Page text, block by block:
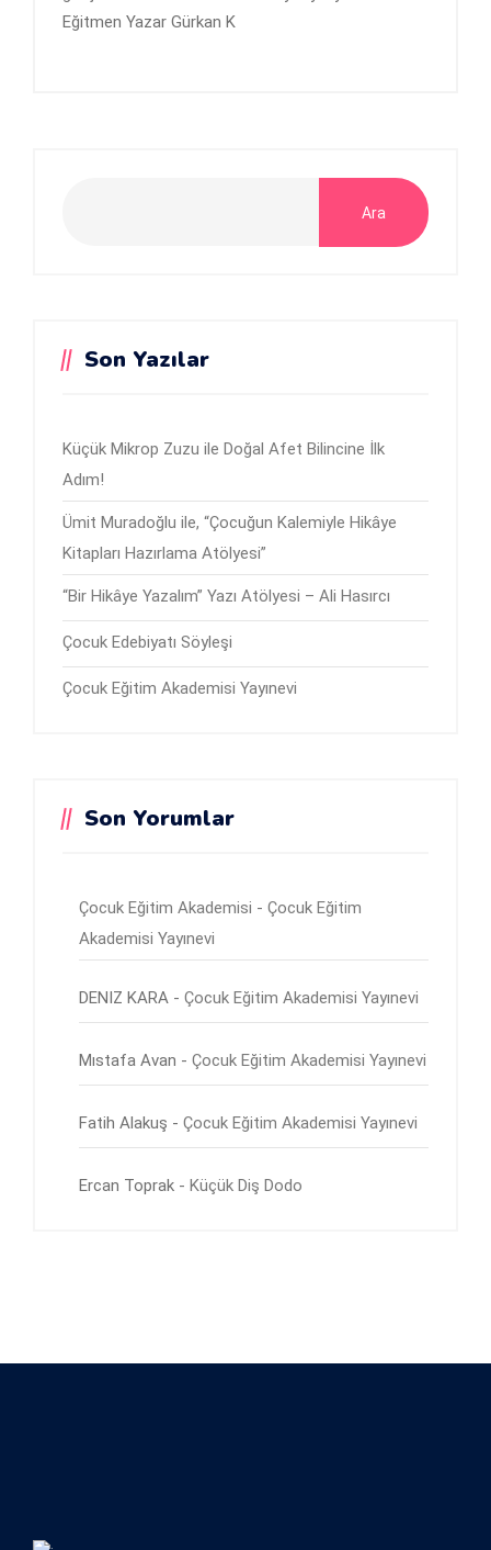
Eğitmen Yazar Gürkan K
Ara
Son Yazılar
Küçük Mikrop Zuzu ile Doğal Afet Bilincine İlk
Adım!
Ümit Muradoğlu ile, “Çocuğun Kalemiyle Hikâye
Kitapları Hazırlama Atölyesi”
“Bir Hikâye Yazalım” Yazı Atölyesi – Ali Hasırcı
Çocuk Edebiyatı Söyleşi
Çocuk Eğitim Akademisi Yayınevi
Son Yorumlar
Çocuk Eğitim Akademisi - Çocuk Eğitim
Akademisi Yayınevi
DENIZ KARA - Çocuk Eğitim Akademisi Yayınevi
Mıstafa Avan - Çocuk Eğitim Akademisi Yayınevi
Fatih Alakuş - Çocuk Eğitim Akademisi Yayınevi
Ercan Toprak - Küçük Diş Dodo